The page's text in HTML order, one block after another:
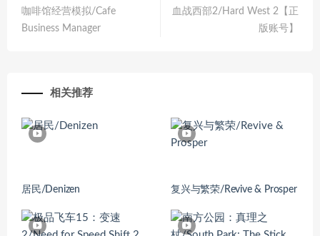
咖啡馆经营模拟/Cafe
Business Manager
血战西部2/Hard West 2【正
版账号】
相关推荐
居民/Denizen 复兴与繁荣/Revive & Prosper